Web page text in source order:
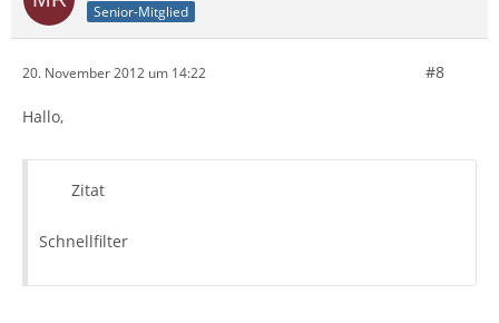
Senior-Mitglied
20. November 2012 um 14:22 #8
Hallo,
Zitat
Schnellfilter